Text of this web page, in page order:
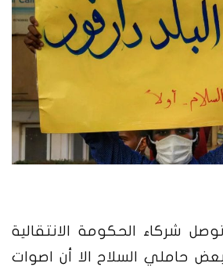
شركاء الحكومة الانتقالية
حاملي السلاح الا أن اصوات